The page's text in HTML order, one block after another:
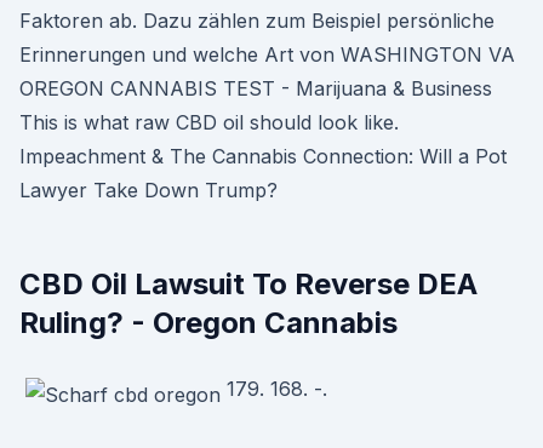
Faktoren ab. Dazu zählen zum Beispiel persönliche
Erinnerungen und welche Art von WASHINGTON VA
OREGON CANNABIS TEST - Marijuana & Business
This is what raw CBD oil should look like.
Impeachment & The Cannabis Connection: Will a Pot
Lawyer Take Down Trump?
CBD Oil Lawsuit To Reverse DEA
Ruling? - Oregon Cannabis
179. 168. -.